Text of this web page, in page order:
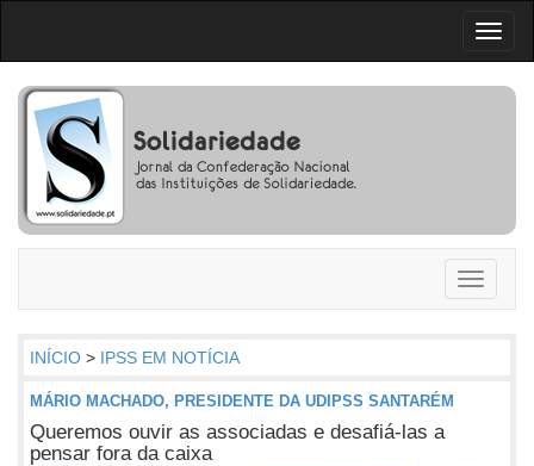
Toggle
INÍCIO > IPSS EM NOTÍCIA
MÁRIO MACHADO, PRESIDENTE DA UDIPSS SANTARÉM
Queremos ouvir as associadas e desafiá-las a
pensar fora da caixa